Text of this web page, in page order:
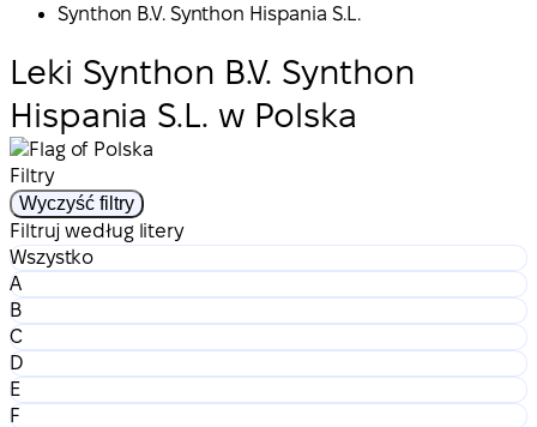
Synthon B.V. Synthon Hispania S.L.
Leki Synthon B.V. Synthon
Hispania S.L. w Polska
Filtry
Wyczyść filtry
Filtruj według litery
Wszystko
A
B
C
D
E
F